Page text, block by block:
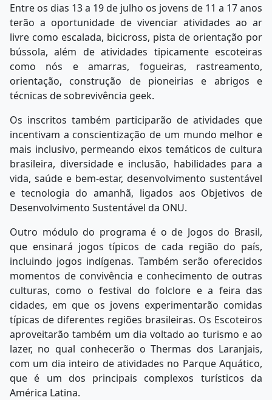
Entre os dias 13 a 19 de julho os jovens de 11 a 17 anos
terão a oportunidade de vivenciar atividades ao ar
livre como escalada, bicicross, pista de orientação por
bússola, além de atividades tipicamente escoteiras
como nós e amarras, fogueiras, rastreamento,
orientação, construção de pioneirias e abrigos e
técnicas de sobrevivência geek.
Os inscritos também participarão de atividades que
incentivam a conscientização de um mundo melhor e
mais inclusivo, permeando eixos temáticos de cultura
brasileira, diversidade e inclusão, habilidades para a
vida, saúde e bem-estar, desenvolvimento sustentável
e tecnologia do amanhã, ligados aos Objetivos de
Desenvolvimento Sustentável da ONU.
Outro módulo do programa é o de Jogos do Brasil,
que ensinará jogos típicos de cada região do país,
incluindo jogos indígenas. Também serão oferecidos
momentos de convivência e conhecimento de outras
culturas, como o festival do folclore e a feira das
cidades, em que os jovens experimentarão comidas
típicas de diferentes regiões brasileiras. Os Escoteiros
aproveitarão também um dia voltado ao turismo e ao
lazer, no qual conhecerão o Thermas dos Laranjais,
com um dia inteiro de atividades no Parque Aquático,
que é um dos principais complexos turísticos da
América Latina.